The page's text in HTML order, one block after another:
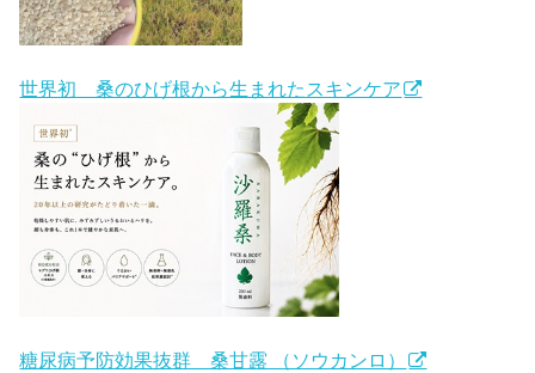
世界初 桑のひげ根から生まれたスキンケア
糖尿病予防効果抜群 桑甘露 （ソウカンロ）